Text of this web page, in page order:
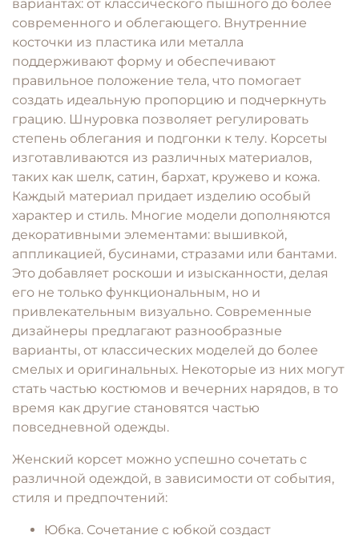
вариантах: от классического пышного до более
современного и облегающего. Внутренние
косточки из пластика или металла
поддерживают форму и обеспечивают
правильное положение тела, что помогает
создать идеальную пропорцию и подчеркнуть
грацию. Шнуровка позволяет регулировать
степень облегания и подгонки к телу. Корсеты
изготавливаются из различных материалов,
таких как шелк, сатин, бархат, кружево и кожа.
Каждый материал придает изделию особый
характер и стиль. Многие модели дополняются
декоративными элементами: вышивкой,
аппликацией, бусинами, стразами или бантами.
Это добавляет роскоши и изысканности, делая
его не только функциональным, но и
привлекательным визуально. Современные
дизайнеры предлагают разнообразные
варианты, от классических моделей до более
смелых и оригинальных. Некоторые из них могут
стать частью костюмов и вечерних нарядов, в то
время как другие становятся частью
повседневной одежды.
Женский корсет можно успешно сочетать с
различной одеждой, в зависимости от события,
стиля и предпочтений:
Юбка. Сочетание с юбкой создаст